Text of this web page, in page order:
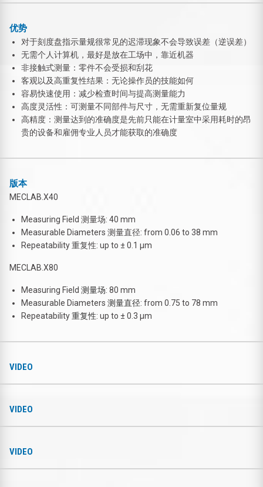
优势
对于刻度盘指示量规很常见的迟滞现象不会导致误差（逆误差）
无需个人计算机，最好是放在工场中，靠近机器
非接触式测量：零件不会受损和刮花
客观以及高重复性结果：无论操作员的技能如何
容易快速使用：减少检查时间与提高测量能力
高度灵活性：可测量不同部件与尺寸，无需重新复位量规
高精度：测量达到的准确度是先前只能在计量室中采用耗时的昂
贵的设备和雇佣专业人员才能获取的准确度
版本
MECLAB.X40
Measuring Field 测量场: 40 mm
Measurable Diameters 测量直径: from 0.06 to 38 mm
Repeatability 重复性: up to ± 0.1 µm
MECLAB.X80
Measuring Field 测量场: 80 mm
Measurable Diameters 测量直径: from 0.75 to 78 mm
Repeatability重复性: up to ± 0.3 µm
VIDEO
VIDEO
VIDEO